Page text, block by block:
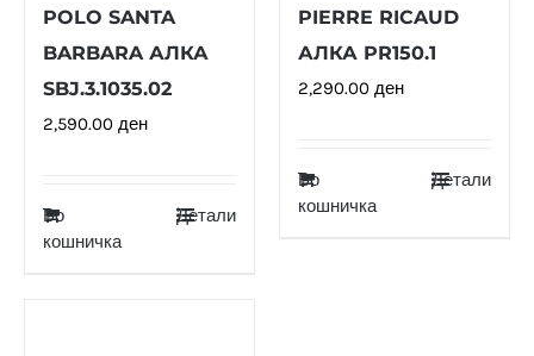
POLO SANTA
BARBARA АЛКА
SBJ.3.1035.02
2,590.00 ден
Во
кошничка
Детали
PIERRE RICAUD
АЛКА PR150.1
2,290.00 ден
Во
кошничка
Детали